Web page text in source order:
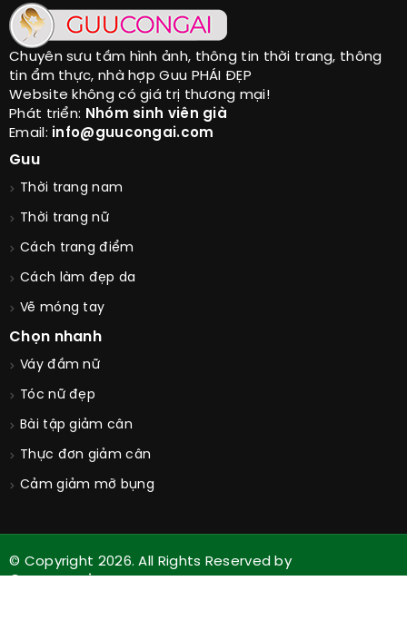
Chuyên sưu tầm hình ảnh, thông tin thời trang, thông
tin ẩm thực, nhà hợp Guu PHÁI ĐẸP
Website không có giá trị thương mại!
Phát triển: Nhóm sinh viên già
Email: info@guucongai.com
Guu
Thời trang nam
Thời trang nữ
Cách trang điểm
Cách làm đẹp da
Vẽ móng tay
Chọn nhanh
Váy đầm nữ
Tóc nữ đẹp
Bài tập giảm cân
Thực đơn giảm cân
Cảm giảm mỡ bụng
© Copyright 2026. All Rights Reserved by